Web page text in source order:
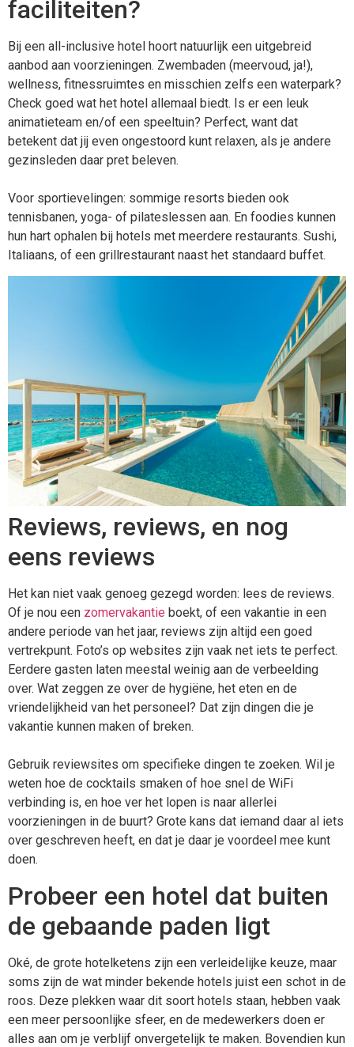
faciliteiten?
Bij een all-inclusive hotel hoort natuurlijk een uitgebreid
aanbod aan voorzieningen. Zwembaden (meervoud, ja!),
wellness, fitnessruimtes en misschien zelfs een waterpark?
Check goed wat het hotel allemaal biedt. Is er een leuk
animatieteam en/of een speeltuin? Perfect, want dat
betekent dat jij even ongestoord kunt relaxen, als je andere
gezinsleden daar pret beleven.
Voor sportievelingen: sommige resorts bieden ook
tennisbanen, yoga- of pilateslessen aan. En foodies kunnen
hun hart ophalen bij hotels met meerdere restaurants. Sushi,
Italiaans, of een grillrestaurant naast het standaard buffet.
Reviews, reviews, en nog
eens reviews
Het kan niet vaak genoeg gezegd worden: lees de reviews.
Of je nou een zomervakantie boekt, of een vakantie in een
andere periode van het jaar, reviews zijn altijd een goed
vertrekpunt. Foto’s op websites zijn vaak net iets te perfect.
Eerdere gasten laten meestal weinig aan de verbeelding
over. Wat zeggen ze over de hygiëne, het eten en de
vriendelijkheid van het personeel? Dat zijn dingen die je
vakantie kunnen maken of breken.
Gebruik reviewsites om specifieke dingen te zoeken. Wil je
weten hoe de cocktails smaken of hoe snel de WiFi
verbinding is, en hoe ver het lopen is naar allerlei
voorzieningen in de buurt? Grote kans dat iemand daar al iets
over geschreven heeft, en dat je daar je voordeel mee kunt
doen.
Probeer een hotel dat buiten
de gebaande paden ligt
Oké, de grote hotelketens zijn een verleidelijke keuze, maar
soms zijn de wat minder bekende hotels juist een schot in de
roos. Deze plekken waar dit soort hotels staan, hebben vaak
een meer persoonlijke sfeer, en de medewerkers doen er
alles aan om je verblijf onvergetelijk te maken. Bovendien kun